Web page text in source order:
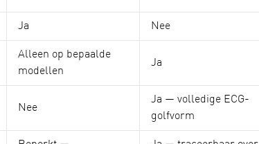
Ja Nee
Alleen op bepaalde
modellen
Ja
Nee
Ja — volledige ECG-
golfvorm